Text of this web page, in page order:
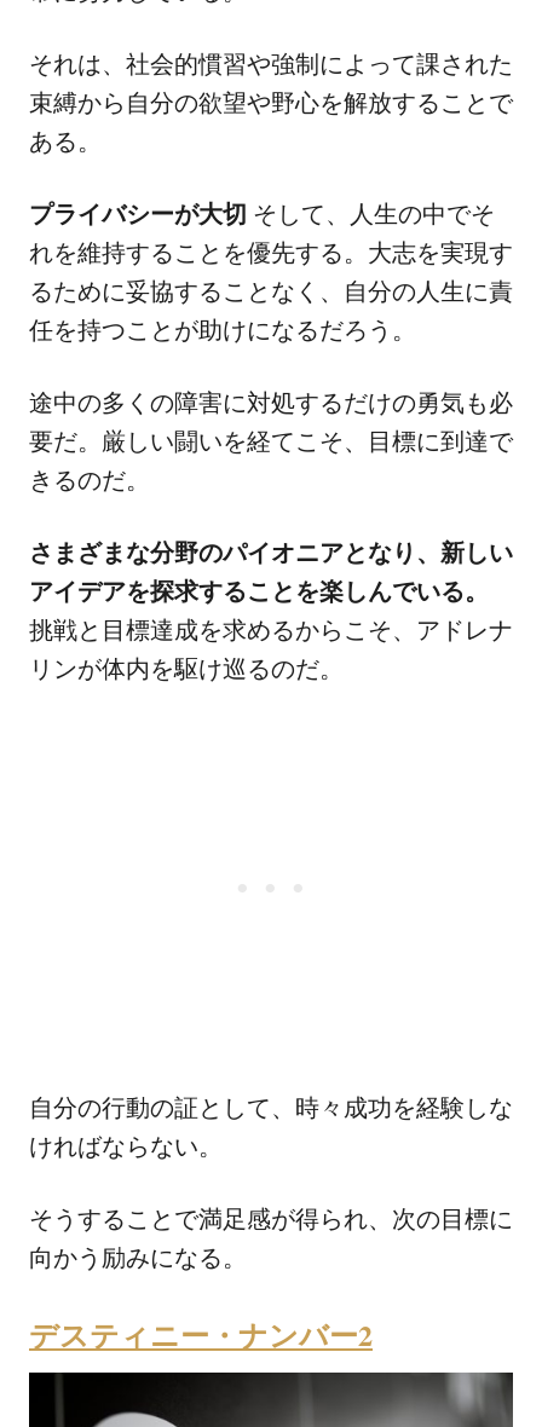
それは、社会的慣習や強制によって課された
束縛から自分の欲望や野心を解放することで
ある。
プライバシーが大切 そして、人生の中でそ
れを維持することを優先する。大志を実現す
るために妥協することなく、自分の人生に責
任を持つことが助けになるだろう。
途中の多くの障害に対処するだけの勇気も必
要だ。厳しい闘いを経てこそ、目標に到達で
きるのだ。
さまざまな分野のパイオニアとなり、新しい
アイデアを探求することを楽しんでいる。
挑戦と目標達成を求めるからこそ、アドレナ
リンが体内を駆け巡るのだ。
自分の行動の証として、時々成功を経験しな
ければならない。
そうすることで満足感が得られ、次の目標に
向かう励みになる。
デスティニー・ナンバー2